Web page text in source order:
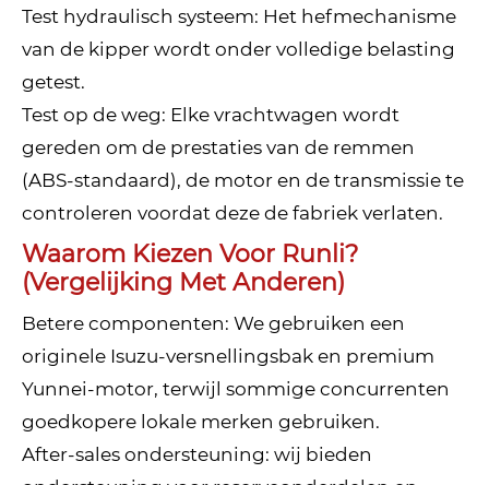
Test hydraulisch systeem: Het hefmechanisme
van de kipper wordt onder volledige belasting
getest.
Test op de weg: Elke vrachtwagen wordt
gereden om de prestaties van de remmen
(ABS-standaard), de motor en de transmissie te
controleren voordat deze de fabriek verlaten.
Waarom Kiezen Voor Runli?
(Vergelijking Met Anderen)
Betere componenten: We gebruiken een
originele Isuzu-versnellingsbak en premium
Yunnei-motor, terwijl sommige concurrenten
goedkopere lokale merken gebruiken.
After-sales ondersteuning: wij bieden